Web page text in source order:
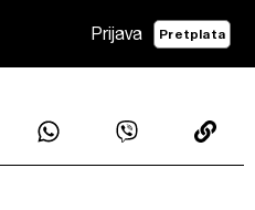
Prijava Pretplata